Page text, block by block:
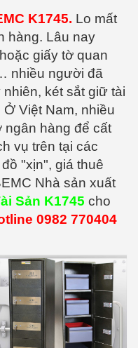
K1745. Lo mất
hàng. Lâu nay
giấy tờ quan
nhiều người đã
két sắt giữ tài
Việt Nam, nhiều
ngân hàng để cất
vụ trên tại các
"xịn", giá thuê
Nhà sản xuất
Sản K1745 cho
0982 770404